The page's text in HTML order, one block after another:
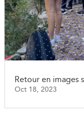
Retour en images
Oct 18, 2023